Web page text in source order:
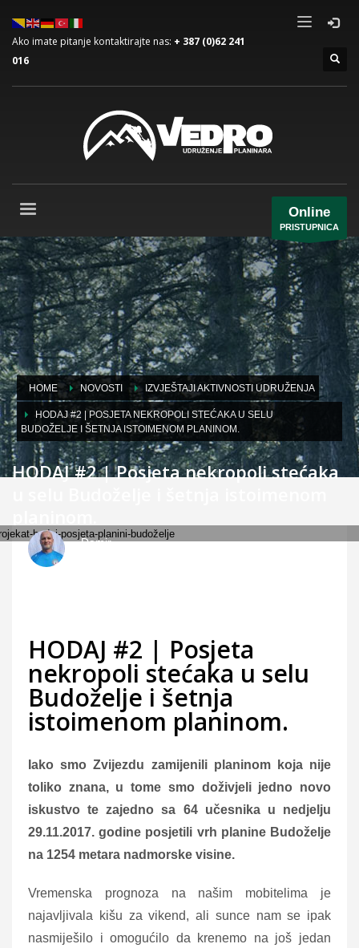
Ako imate pitanje kontaktirajte nas: + 387 (0)62 241
016
Online
PRISTUPNICA
HOME NOVOSTI IZVJEŠTAJI AKTIVNOSTI UDRUŽENJA
HODAJ #2 | POSJETA NEKROPOLI STEĆAKA U SELU
BUDOŽELJE I ŠETNJA ISTOIMENOM PLANINOM.
HODAJ #2 | Posjeta nekropoli stećaka
Damir
HODAJ #2 | Posjeta
nekropoli stećaka u selu
Budoželje i šetnja
istoimenom planinom.
Iako smo Zvijezdu zamijenili planinom koja nije
toliko znana, u tome smo doživjeli jedno novo
iskustvo te zajedno sa 64 učesnika u nedjelju
29.11.2017. godine posjetili vrh planine Budoželje
na 1254 metara nadmorske visine.
Vremenska prognoza na našim mobitelima je
najavljivala kišu za vikend, ali sunce nam se ipak
nasmiješilo i omogućilo da krenemo na još jedan